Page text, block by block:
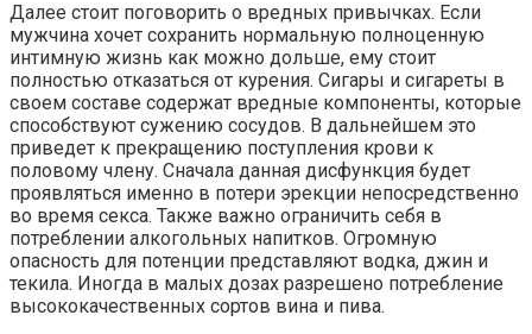
Далее стоит поговорить о вредных привычках. Если
мужчина хочет сохранить нормальную полноценную
интимную жизнь как можно дольше, ему стоит
полностью отказаться от курения. Сигары и сигареты в
своем составе содержат вредные компоненты, которые
способствуют сужению сосудов. В дальнейшем это
приведет к прекращению поступления крови к
половому члену. Сначала данная дисфункция будет
проявляться именно в потери эрекции непосредственно
во время секса. Также важно ограничить себя в
потреблении алкогольных напитков. Огромную
опасность для потенции представляют водка, джин и
текила. Иногда в малых дозах разрешено потребление
высококачественных сортов вина и пива.